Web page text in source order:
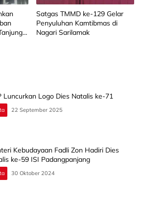
Satgas TMMD ke-129 Gelar
Penyuluhan Kamtibmas di
Nagari Sarilamak
Luncurkan Logo Dies Natalis ke-71
22 September 2025
Kebudayaan Fadli Zon Hadiri Dies
ke-59 ISI Padangpanjang
30 Oktober 2024